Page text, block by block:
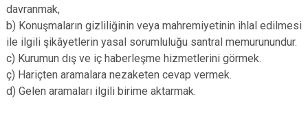
davranmak,
b) Konuşmaların gizliliğinin veya mahremiyetinin ihlal edilmesi
ile ilgili şikâyetlerin yasal sorumluluğu santral memurunundur.
c) Kurumun dış ve iç haberleşme hizmetlerini görmek.
ç) Hariçten aramalara nezaketen cevap vermek.
d) Gelen aramaları ilgili birime aktarmak.